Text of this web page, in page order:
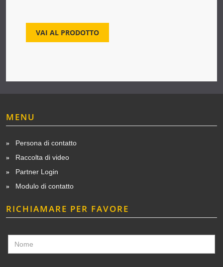
VAI AL PRODOTTO
MENU
Persona di contatto
Raccolta di video
Partner Login
Modulo di contatto
RICHIAMARE PER FAVORE